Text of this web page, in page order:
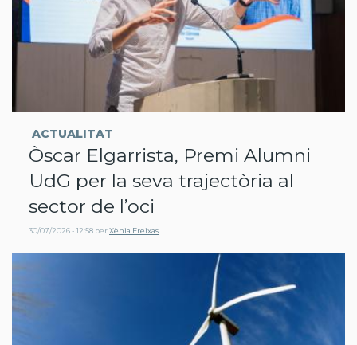
ACTUALITAT
Òscar Elgarrista, Premi Alumni
UdG per la seva trajectòria al
sector de l’oci
30/07/2026 - 12:58 perXènia Freixas